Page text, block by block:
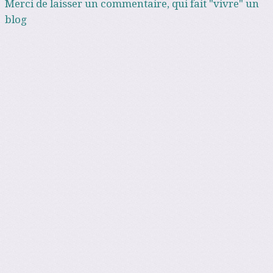
Merci de laisser un commentaire, qui fait "vivre" un
blog